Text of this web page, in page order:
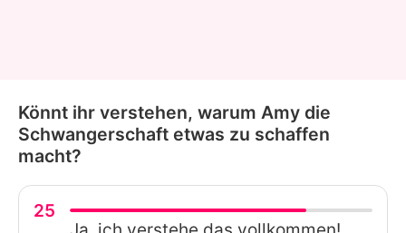
Könnt ihr verstehen, warum Amy die
Schwangerschaft etwas zu schaffen
macht?
25